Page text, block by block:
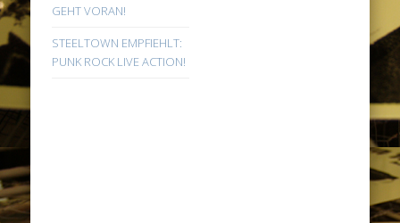
GEHT VORAN!
STEELTOWN EMPFIEHLT:
PUNK ROCK LIVE ACTION!